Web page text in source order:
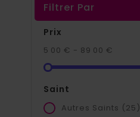
Filtrer Par
Prix
5 00 € - 89 00 €
Saint
Autres Saints (25)